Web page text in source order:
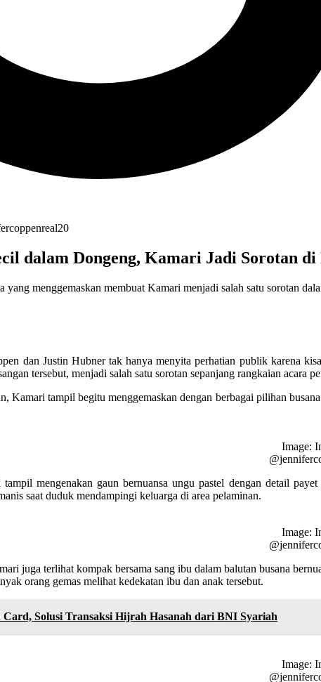
dalam Dongeng, Kamari Jadi Sorotan di
yang menggemaskan membuat Kamari menjadi salah satu sorotan
dan Justin Hubner tak hanya menyita perhatian publik karena
tersebut, menjadi salah satu sorotan sepanjang rangkaian acara
Kamari tampil begitu menggemaskan dengan berbagai pilihan
Image:
tampil mengenakan gaun bernuansa ungu pastel dengan detail
saat duduk mendampingi keluarga di area pelaminan.
Image:
juga terlihat kompak bersama sang ibu dalam balutan busana
orang gemas melihat kedekatan ibu dan anak tersebut.
Solusi Transaksi Hijrah Hasanah dari BNI Syariah
Image: